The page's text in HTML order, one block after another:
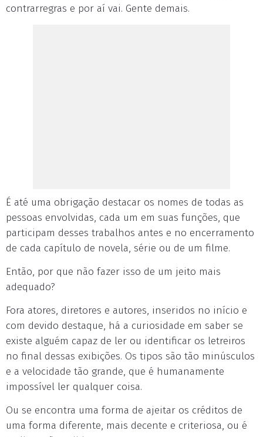
contrarregras e por aí vai. Gente demais.
É até uma obrigação destacar os nomes de todas as
pessoas envolvidas, cada um em suas funções, que
participam desses trabalhos antes e no encerramento
de cada capítulo de novela, série ou de um filme.
Então, por que não fazer isso de um jeito mais
adequado?
Fora atores, diretores e autores, inseridos no início e
com devido destaque, há a curiosidade em saber se
existe alguém capaz de ler ou identificar os letreiros
no final dessas exibições. Os tipos são tão minúsculos
e a velocidade tão grande, que é humanamente
impossível ler qualquer coisa.
Ou se encontra uma forma de ajeitar os créditos de
uma forma diferente, mais decente e criteriosa, ou é